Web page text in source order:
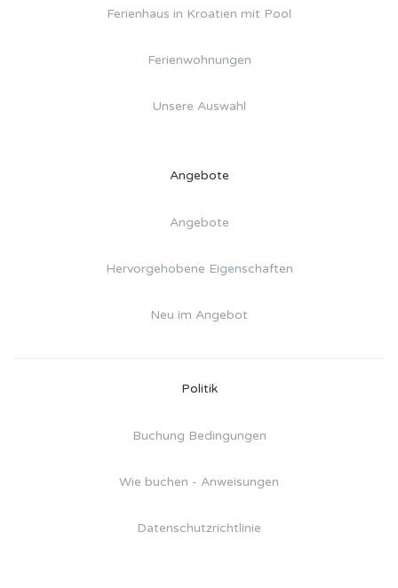
Ferienhaus in Kroatien mit Pool
Ferienwohnungen
Unsere Auswahl
Angebote
Angebote
Hervorgehobene Eigenschaften
Neu im Angebot
Politik
Buchung Bedingungen
Wie buchen - Anweisungen
Datenschutzrichtlinie